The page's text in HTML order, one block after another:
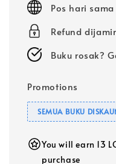
Pos hari
Refund
Buku rosak?
Promotions
SEMUA BUKU
You will earn 13
purchase